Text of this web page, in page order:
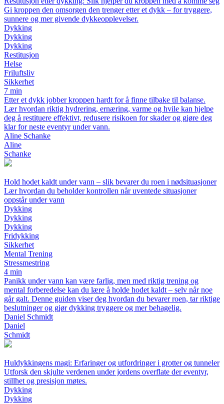
Gi kroppen den omsorgen den trenger etter et dykk – for tryggere,
sunnere og mer givende dykkeopplevelser.
Dykking
Dykking
Dykking
Restitusjon
Helse
Friluftsliv
Sikkerhet
7 min
Etter et dykk jobber kroppen hardt for å finne tilbake til balanse.
Lær hvordan riktig hydrering, ernæring, varme og hvile kan hjelpe
deg å restituere effektivt, redusere risikoen for skader og gjøre deg
klar for neste eventyr under vann.
Aline Schanke
Aline
Schanke
Hold hodet kaldt under vann – slik bevarer du roen i nødsituasjoner
Lær hvordan du beholder kontrollen når uventede situasjoner
oppstår under vann
Dykking
Dykking
Dykking
Fridykking
Sikkerhet
Mental Trening
Stressmestring
4 min
Panikk under vann kan være farlig, men med riktig trening og
mental forberedelse kan du lære å holde hodet kaldt – selv når noe
går galt. Denne guiden viser deg hvordan du bevarer roen, tar riktige
beslutninger og gjør dykking tryggere og mer behagelig.
Daniel Schmidt
Daniel
Schmidt
Huldykkingens magi: Erfaringer og utfordringer i grotter og tunneler
Utforsk den skjulte verdenen under jordens overflate der eventyr,
stillhet og presisjon møtes.
Dykking
Dykking